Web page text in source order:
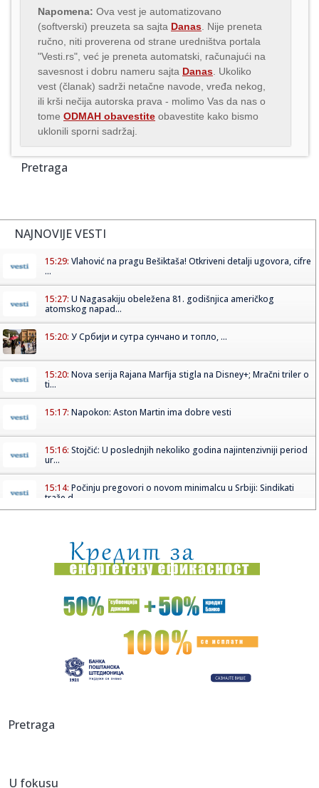
Napomena: Ova vest je automatizovano
(softverski) preuzeta sa sajta Danas . Nije preneta
ručno, niti proverena od strane uredništva portala
"Vesti.rs", već je preneta automatski, računajući na
savesnost i dobru nameru sajta Danas . Ukoliko
vest (članak) sadrži netačne navode, vređa nekog,
ili krši nečija autorska prava - molimo Vas da nas o
tome ODMAH obavestite obavestite kako bismo
uklonili sporni sadržaj.
Pretraga
NAJNOVIJE VESTI
15:29: Vlahović na pragu Bešiktaša! Otkriveni detalji ugovora, cifre
...
15:27: U Nagasakiju obeležena 81. godišnjica američkog
atomskog napad...
15:20: У Србији и сутра сунчано и топло, ...
15:20: Nova serija Rajana Marfija stigla na Disney+; Mračni triler o
ti...
15:17: Napokon: Aston Martin ima dobre vesti
15:16: Stojčić: U poslednjih nekoliko godina najintenzivniji period
ur...
15:14: Počinju pregovori o novom minimalcu u Srbiji: Sindikati
traže d...
15:12:Đilas priznao ono što opozicija ne želi da čuje! Progovorio
o...
15:10:AI neće ugasiti sva radna mesta: Ovo su najtraženiji
poslovi u ...
Zelenski iz Beograda poručio da ne menjaju stav o tzv.
15:05:Колико су безбедне брзе дијете?
Pretraga
U fokusu